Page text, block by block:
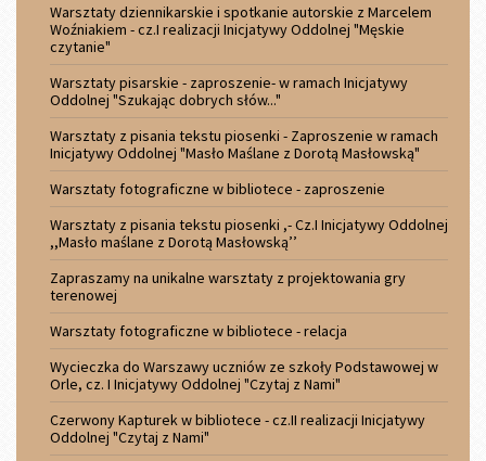
Warsztaty dziennikarskie i spotkanie autorskie z Marcelem
Woźniakiem - cz.I realizacji Inicjatywy Oddolnej "Męskie
czytanie"
Warsztaty pisarskie - zaproszenie- w ramach Inicjatywy
Oddolnej "Szukając dobrych słów..."
Warsztaty z pisania tekstu piosenki - Zaproszenie w ramach
Inicjatywy Oddolnej "Masło Maślane z Dorotą Masłowską"
Warsztaty fotograficzne w bibliotece - zaproszenie
Warsztaty z pisania tekstu piosenki ,- Cz.I Inicjatywy Oddolnej
,,Masło maślane z Dorotą Masłowską’’
Zapraszamy na unikalne warsztaty z projektowania gry
terenowej
Warsztaty fotograficzne w bibliotece - relacja
Wycieczka do Warszawy uczniów ze szkoły Podstawowej w
Orle, cz. I Inicjatywy Oddolnej "Czytaj z Nami"
Czerwony Kapturek w bibliotece - cz.II realizacji Inicjatywy
Oddolnej "Czytaj z Nami"